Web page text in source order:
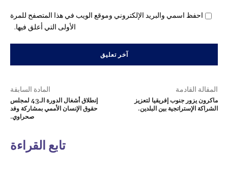
احفظ اسمي والبريد الإلكتروني وموقع الويب في هذا المتصفح للمرة
الأولى التي أعلق فيها.
المادة السابقة
إنطلاق أشغال الدورة الـ43 لمجلس
حقوق الإنسان الأممي بمشاركة وفد
صحراوي.
المقالة القادمة
ماكرون يزور جنوب إفريقيا لتعزيز
الشراكة الإستراتجية بين البلدين.
تابع القراءة